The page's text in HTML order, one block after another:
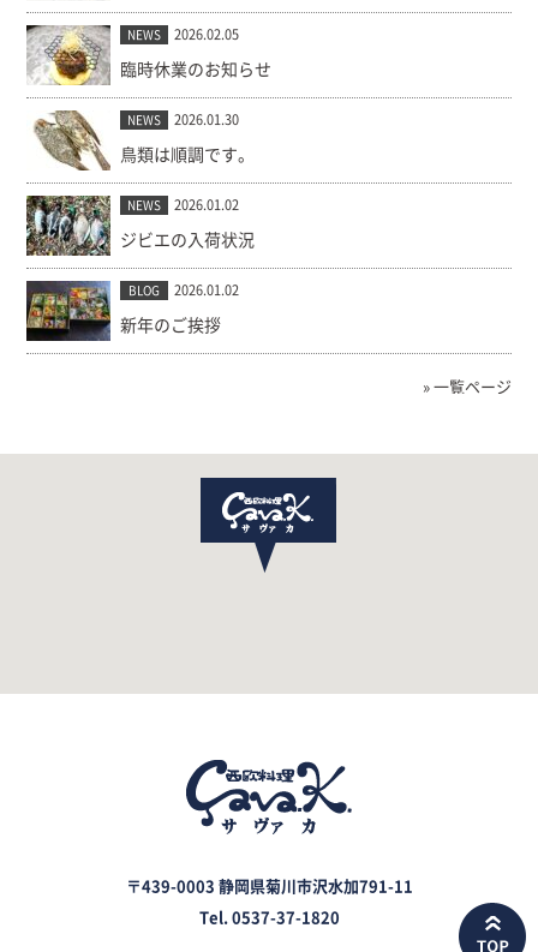
NEWS 2026.02.05
臨時休業のお知らせ
NEWS 2026.01.30
鳥類は順調です。
NEWS 2026.01.02
ジビエの入荷状況
BLOG 2026.01.02
新年のご挨拶
» 一覧ページ
〒439-0003 静岡県菊川市沢水加791-11
Tel. 0537-37-1820